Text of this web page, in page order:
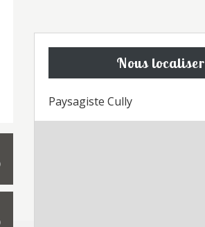
Nous localiser
Paysagiste Cully